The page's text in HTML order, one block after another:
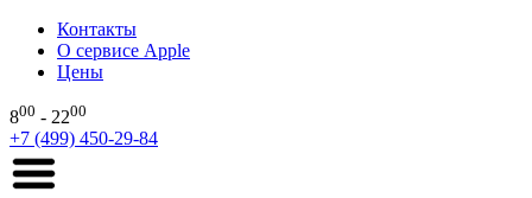
Контакты
О сервисе Apple
Цены
800 - 2200
+7 (499) 450-29-84